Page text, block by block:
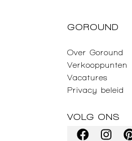
GOROUND
Over Goround
Verkooppunten
Vacatures
Privacy beleid
VOLG ONS